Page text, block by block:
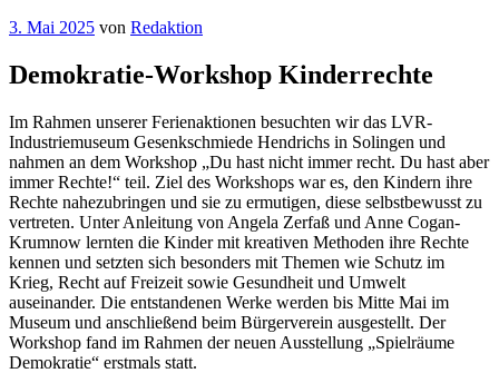
Veröffentlicht
3. Mai 2025 von Redaktion
Demokratie-Workshop Kinderrechte
Im Rahmen unserer Ferienaktionen besuchten wir das LVR-
Industriemuseum Gesenkschmiede Hendrichs in Solingen und
nahmen an dem Workshop „Du hast nicht immer recht. Du hast aber
immer Rechte!“ teil. Ziel des Workshops war es, den Kindern ihre
Rechte nahezubringen und sie zu ermutigen, diese selbstbewusst zu
vertreten. Unter Anleitung von Angela Zerfaß und Anne Cogan-
Krumnow lernten die Kinder mit kreativen Methoden ihre Rechte
kennen und setzten sich besonders mit Themen wie Schutz im
Krieg, Recht auf Freizeit sowie Gesundheit und Umwelt
auseinander. Die entstandenen Werke werden bis Mitte Mai im
Museum und anschließend beim Bürgerverein ausgestellt. Der
Workshop fand im Rahmen der neuen Ausstellung „Spielräume
Demokratie“ erstmals statt.